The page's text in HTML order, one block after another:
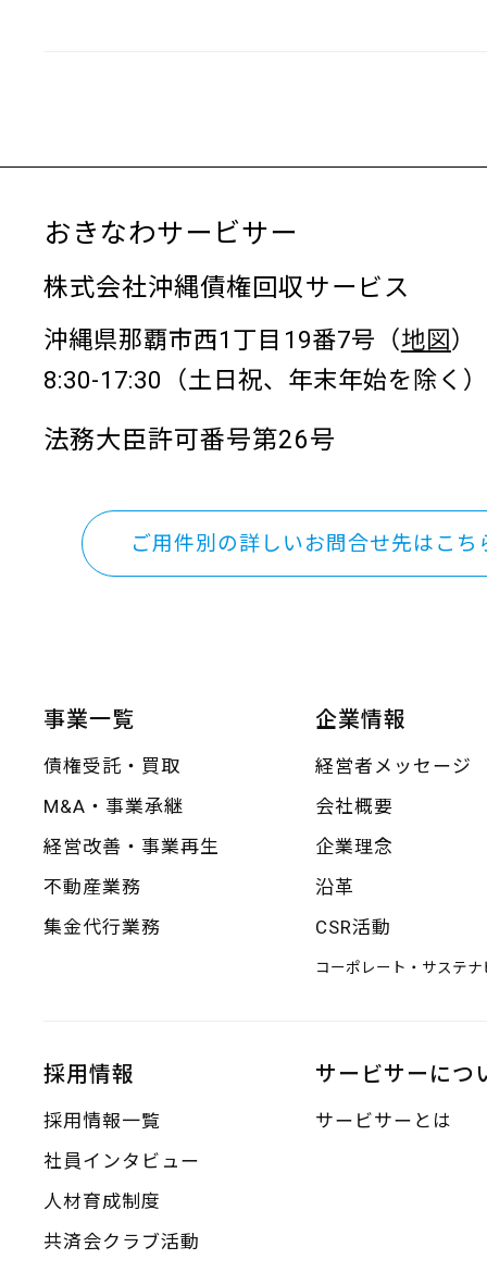
おきなわサービサー
株式会社沖縄債権回収サービス
沖縄県那覇市西1丁目19番7号（地図）
8:30-17:30（土日祝、年末年始を除く
法務大臣許可番号第26号
ご用件別の詳しいお問合せ先はこち
事業一覧
債権受託・買取
M&A・事業承継
経営改善・事業再生
不動産業務
集金代行業務
企業情報
経営者メッセージ
会社概要
企業理念
沿革
CSR活動
コーポレート・サステナ
採用情報
採用情報一覧
社員インタビュー
人材育成制度
共済会クラブ活動
サービサーにつ
サービサーとは